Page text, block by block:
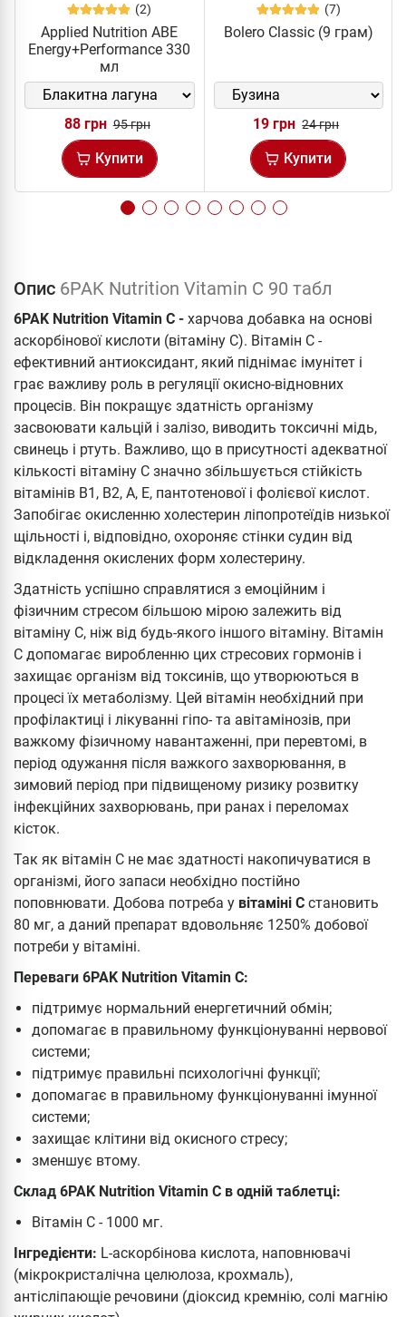
(2)
Applied Nutrition ABE
Energy+Performance 330
мл
88 грн 95 грн
Купити
(7)
Bolero Classic (9 грам)
19 грн 24 грн
Купити
Опис 6PAK Nutrition Vitamin C 90 табл
6PAK Nutrition Vitamin C - харчова добавка на основі
аскорбінової кислоти (вітаміну С). Вітамін С -
ефективний антиоксидант, який піднімає імунітет і
грає важливу роль в регуляції окисно-відновних
процесів. Він покращує здатність організму
засвоювати кальцій і залізо, виводить токсичні мідь,
свинець і ртуть. Важливо, що в присутності адекватної
кількості вітаміну С значно збільшується стійкість
вітамінів В1, В2, A, E, пантотенової і фолієвої кислот.
Запобігає окисленню холестерин ліпопротеїдів низької
щільності і, відповідно, охороняє стінки судин від
відкладення окислених форм холестерину.
Здатність успішно справлятися з емоційним і
фізичним стресом більшою мірою залежить від
вітаміну С, ніж від будь-якого іншого вітаміну. Вітамін
С допомагає виробленню цих стресових гормонів і
захищає організм від токсинів, що утворюються в
процесі їх метаболізму. Цей вітамін необхідний при
профілактиці і лікуванні гіпо- та авітамінозів, при
важкому фізичному навантаженні, при перевтомі, в
період одужання після важкого захворювання, в
зимовий період при підвищеному ризику розвитку
інфекційних захворювань, при ранах і переломах
кісток.
Так як вітамін С не має здатності накопичуватися в
організмі, його запаси необхідно постійно
поповнювати. Добова потреба у вітаміні С становить
80 мг, а даний препарат вдовольняє 1250% добової
потреби у вітаміні.
Переваги 6PAK Nutrition Vitamin C:
підтримує нормальний енергетичний обмін;
допомагає в правильному функціонуванні нервової
системи;
підтримує правильні психологічні функції;
допомагає в правильному функціонуванні імунної
системи;
захищає клітини від окисного стресу;
зменшує втому.
Склад 6PAK Nutrition Vitamin C в одній таблетці:
Вітамін С - 1000 мг.
Інгредієнти: L-аскорбінова кислота, наповнювачі
(мікрокристалічна целюлоза, крохмаль),
антісліпающіе речовини (діоксид кремнію, солі магнію